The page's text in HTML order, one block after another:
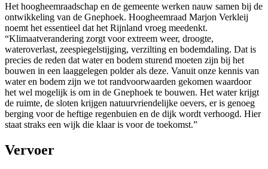
Het hoogheemraadschap en de gemeente werken nauw samen bij de
ontwikkeling van de Gnephoek. Hoogheemraad Marjon Verkleij
noemt het essentieel dat het Rijnland vroeg meedenkt.
“Klimaatverandering zorgt voor extreem weer, droogte,
wateroverlast, zeespiegelstijging, verzilting en bodemdaling. Dat is
precies de reden dat water en bodem sturend moeten zijn bij het
bouwen in een laaggelegen polder als deze. Vanuit onze kennis van
water en bodem zijn we tot randvoorwaarden gekomen waardoor
het wel mogelijk is om in de Gnephoek te bouwen. Het water krijgt
de ruimte, de sloten krijgen natuurvriendelijke oevers, er is genoeg
berging voor de heftige regenbuien en de dijk wordt verhoogd. Hier
staat straks een wijk die klaar is voor de toekomst.”
Vervoer